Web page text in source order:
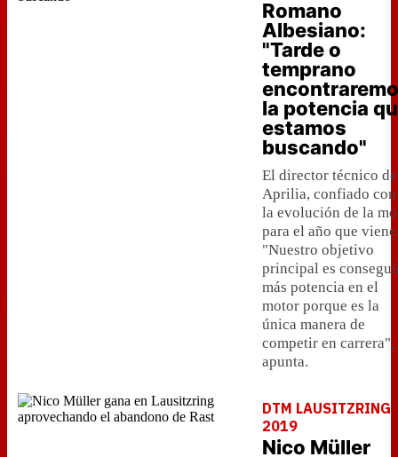
Romano
Albesiano:
"Tarde o
temprano
la potencia
estamos
buscando"
El director técnico de
Aprilia, confiado con
la evolución de la
para el año que
"Nuestro objetivo
principal es
más potencia en el
motor porque es la
única manera de
competir en carrera",
apunta.
DTM LAUSITZRING
2019
Nico Müller